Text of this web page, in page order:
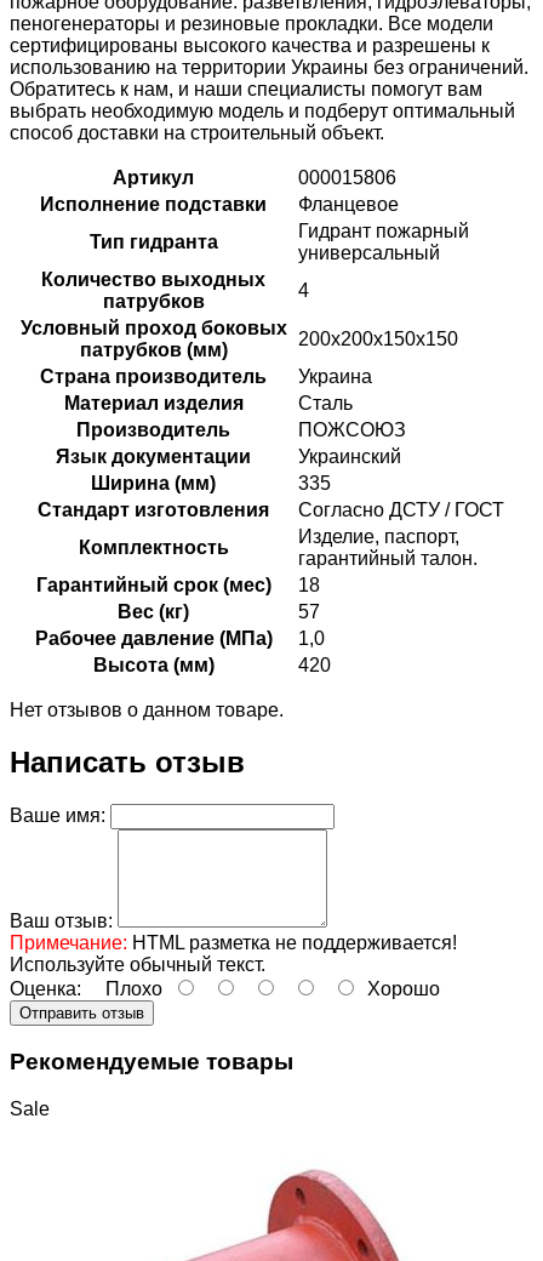
пеногенераторы и резиновые прокладки. Все модели
сертифицированы высокого качества и разрешены к
использованию на территории Украины без ограничений.
Обратитесь к нам, и наши специалисты помогут вам
выбрать необходимую модель и подберут оптимальный
способ доставки на строительный объект.
Артикул
000015806
Исполнение подставки
Фланцевое
Тип гидранта
Гидрант пожарный
универсальный
Количество выходных
патрубков
4
Условный проход боковых
патрубков (мм)
200х200х150х150
Страна производитель
Украина
Материал изделия
Сталь
Производитель
ПОЖСОЮЗ
Язык документации
Украинский
Ширина (мм)
335
Стандарт изготовления
Согласно ДСТУ / ГОСТ
Комплектность
Изделие, паспорт,
гарантийный талон.
Гарантийный срок (мес)
18
Вес (кг)
57
Рабочее давление (МПа)
1,0
Высота (мм)
420
Нет отзывов о данном товаре.
Написать отзыв
Ваше имя:
Ваш отзыв:
Примечание: HTML разметка не поддерживается!
Используйте обычный текст.
Оценка: Плохо Хорошо
Отправить отзыв
Рекомендуемые товары
Sale